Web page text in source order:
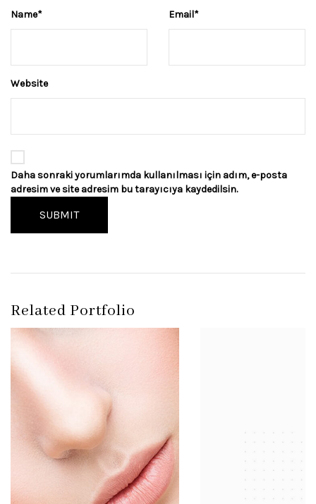
Name* Email*
Website
Daha sonraki yorumlarımda kullanılması için adım, e-posta
adresim ve site adresim bu tarayıcıya kaydedilsin.
SUBMIT
Related Portfolio